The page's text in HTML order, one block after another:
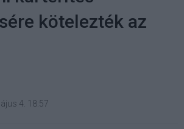
kötelezték az
4. 18:57